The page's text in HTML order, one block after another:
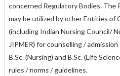
concerned Regulatory Bodies. The
may be utilized by other Entities of
(including Indian Nursing Council/
JIPMER) for counselling /
B.Sc. (Nursing) and B.Sc. (Life
rules / norms / guidelines.